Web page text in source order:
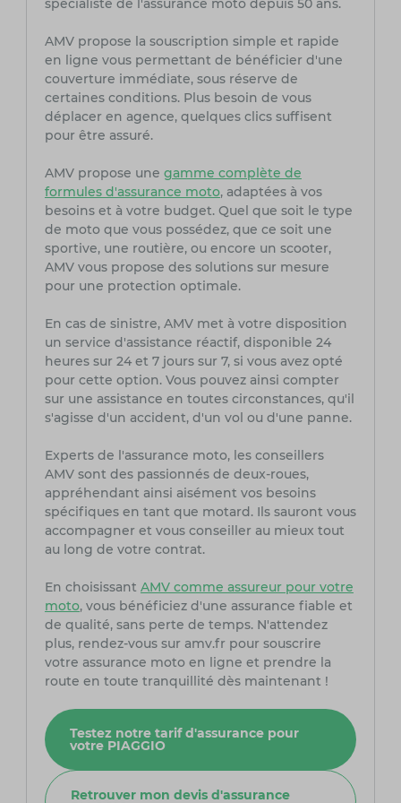
spécialiste de l'assurance moto depuis 50 ans.
AMV propose la souscription simple et rapide
en ligne vous permettant de bénéficier d'une
couverture immédiate, sous réserve de
certaines conditions. Plus besoin de vous
déplacer en agence, quelques clics suffisent
pour être assuré.
AMV propose une gamme complète de
formules d'assurance moto, adaptées à vos
besoins et à votre budget. Quel que soit le type
de moto que vous possédez, que ce soit une
sportive, une routière, ou encore un scooter,
AMV vous propose des solutions sur mesure
pour une protection optimale.
En cas de sinistre, AMV met à votre disposition
un service d'assistance réactif, disponible 24
heures sur 24 et 7 jours sur 7, si vous avez opté
pour cette option. Vous pouvez ainsi compter
sur une assistance en toutes circonstances, qu'il
s'agisse d'un accident, d'un vol ou d'une panne.
Experts de l'assurance moto, les conseillers
AMV sont des passionnés de deux-roues,
appréhendant ainsi aisément vos besoins
spécifiques en tant que motard. Ils sauront vous
accompagner et vous conseiller au mieux tout
au long de votre contrat.
En choisissant AMV comme assureur pour votre
moto, vous bénéficiez d'une assurance fiable et
de qualité, sans perte de temps. N'attendez
plus, rendez-vous sur amv.fr pour souscrire
votre assurance moto en ligne et prendre la
route en toute tranquillité dès maintenant !
Testez notre tarif d'assurance pour
votre PIAGGIO
Retrouver mon devis d'assurance